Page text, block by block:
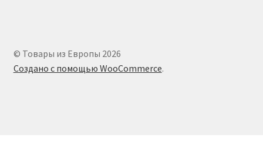
© Товары из Европы 2026
Создано с помощью WooCommerce.